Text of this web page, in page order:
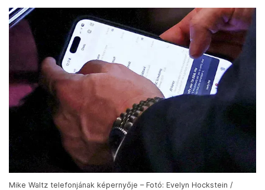
Mike Waltz telefonjának képernyője – Fotó: Evelyn Hockstein /